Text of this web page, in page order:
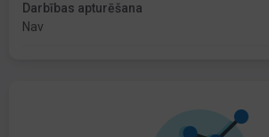
Darbības apturēšana
Nav